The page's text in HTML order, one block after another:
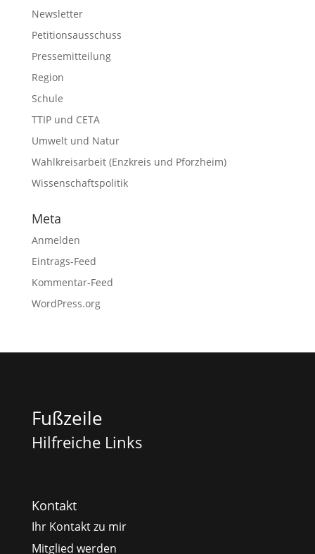
Newsletter
Petitionsausschuss
Pressemitteilung
Region
Schule
TTIP und CETA
Umwelt und Natur
Wahlkreisarbeit (Enzkreis und Pforzheim)
Wissenschaftspolitik
Meta
Anmelden
Eintrags-Feed
Kommentar-Feed
WordPress.org
Fußzeile
Hilfreiche Links
Kontakt
Ihr Kontakt zu mir
Mitglied werden